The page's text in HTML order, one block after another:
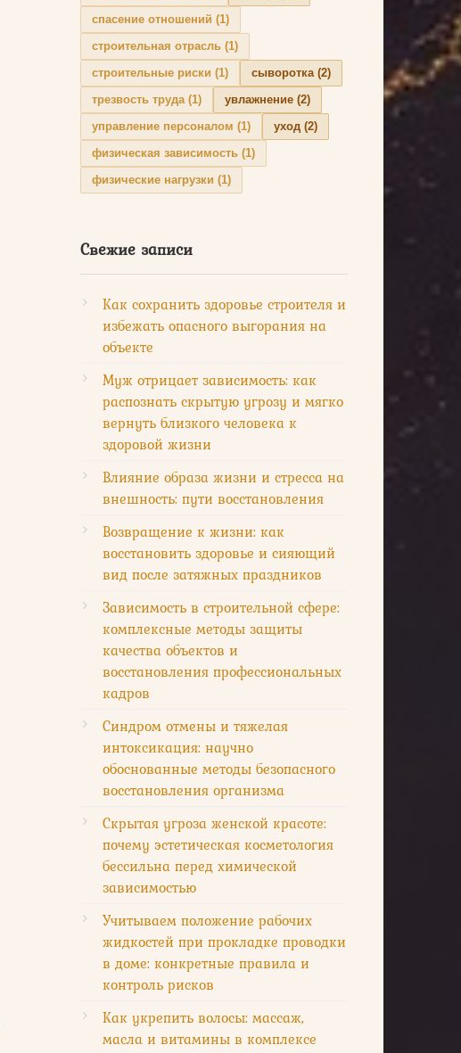
спасение отношений (1)
строительная отрасль (1)
строительные риски (1) сыворотка(2)
трезвость труда(1) увлажнение (2)
управление персоналом (1) уход (2)
физическая зависимость (1)
физические нагрузки (1)
Свежие записи
Как сохранить здоровье строителя и
избежать опасного выгорания на
объекте
Муж отрицает зависимость: как
распознать скрытую угрозу и мягко
вернуть близкого человека к
здоровой жизни
Влияние образа жизни и стресса на
внешность: пути восстановления
Возвращение к жизни: как
восстановить здоровье и сияющий
вид после затяжных праздников
Зависимость в строительной сфере:
комплексные методы защиты
качества объектов и
восстановления профессиональных
кадров
Синдром отмены и тяжелая
интоксикация: научно
обоснованные методы безопасного
восстановления организма
Скрытая угроза женской красоте:
почему эстетическая косметология
бессильна перед химической
зависимостью
Учитываем положение рабочих
жидкостей при прокладке проводки
в доме: конкретные правила и
контроль рисков
Как укрепить волосы: массаж,
масла и витамины в комплексе